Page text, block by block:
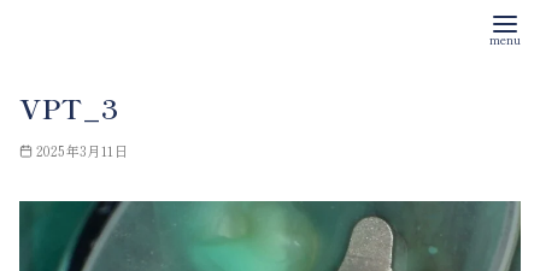
VPT_3
2025年3月11日